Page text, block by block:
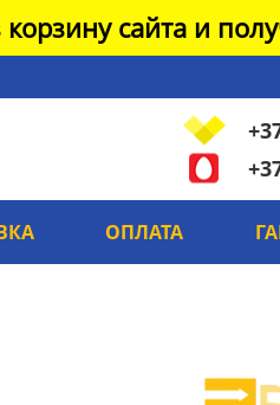
сайта и
ОПЛАТА